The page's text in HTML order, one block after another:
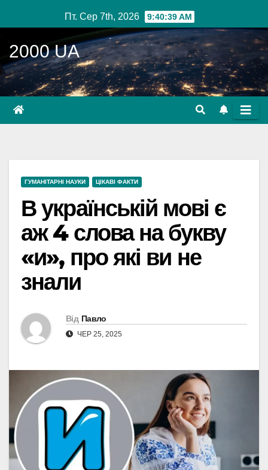
до
вмісту
Пт. Сер 7th, 2026 9:40:40 AM
2000 UA
ГУМАНІТАРНІ НАУКИ ЦІКАВІ ФАКТИ
В українській мові є
аж 4 слова на букву
«и», про які ви не
знали
Від Павло
ЧЕР 25, 2025